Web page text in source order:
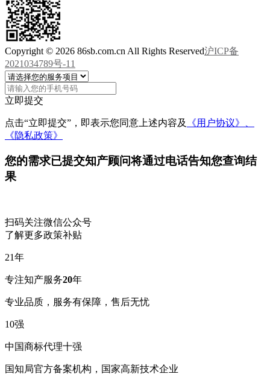
Copyright © 2026 86sb.com.cn All Rights Reserved沪ICP备
2021034789号-11
立即提交
点击“立即提交”，即表示您同意上述内容及
《用户协议》、
《隐私政策》
您的需求已提交知产顾问将通过电话告知您查询结
果
扫码关注微信公众号
了解更多政策补贴
21年
专注知产服务20年
专业品质，服务有保障，售后无忧
10强
中国商标代理十强
国知局官方备案机构，国家高新技术企业